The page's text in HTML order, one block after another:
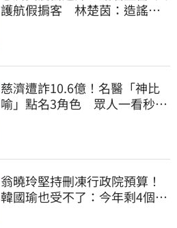
護航假掮客 林楚茵：造謠政
慈濟遭詐10.6億！名醫「神比
喻」點名3角色 眾人一看秒懂
翁曉玲堅持刪凍行政院預算！
韓國瑜也受不了：今年剩4個月